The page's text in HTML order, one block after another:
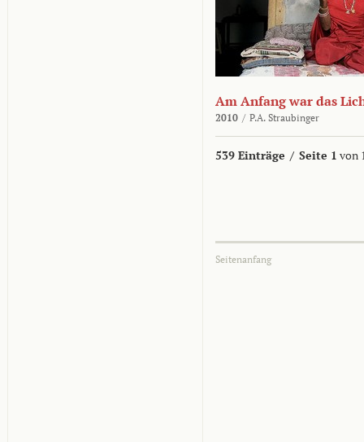
Am Anfang war das
2010 / P.A. Straubinger
539 Einträge / Seite 1 von
Seitenanfang